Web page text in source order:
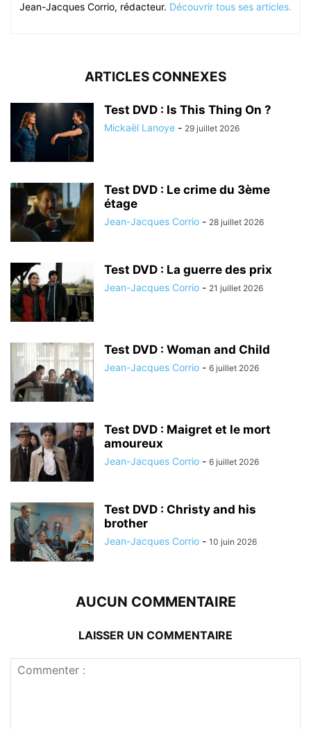
Jean-Jacques Corrio, rédacteur. Découvrir tous ses articles.
ARTICLES CONNEXES
Test DVD : Is This Thing On ?
Mickaël Lanoye - 29 juillet 2026
Test DVD : Le crime du 3ème
étage
Jean-Jacques Corrio - 28 juillet 2026
Test DVD : La guerre des prix
Jean-Jacques Corrio - 21 juillet 2026
Test DVD : Woman and Child
Jean-Jacques Corrio - 6 juillet 2026
Test DVD : Maigret et le mort
amoureux
Jean-Jacques Corrio - 6 juillet 2026
Test DVD : Christy and his
brother
Jean-Jacques Corrio - 10 juin 2026
AUCUN COMMENTAIRE
LAISSER UN COMMENTAIRE